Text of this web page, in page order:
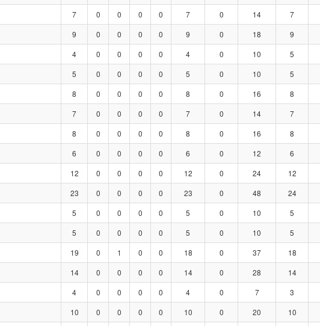
7 0 0 0 0 7 0 14 7
9 0 0 0 0 9 0 18 9
4 0 0 0 0 4 0 10 5
5 0 0 0 0 5 0 10 5
8 0 0 0 0 8 0 16 8
7 0 0 0 0 7 0 14 7
8 0 0 0 0 8 0 16 8
6 0 0 0 0 6 0 12 6
12 0 0 0 0 12 0 24 12
23 0 0 0 0 23 0 48 24
5 0 0 0 0 5 0 10 5
5 0 0 0 0 5 0 10 5
19 0 1 0 0 18 0 37 18
14 0 0 0 0 14 0 28 14
4 0 0 0 0 4 0 7 3
10 0 0 0 0 10 0 20 10